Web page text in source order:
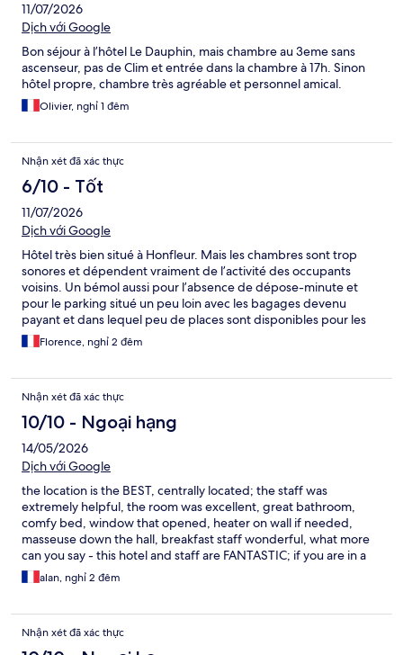
11/07/2026
Dịch với Google
Bon séjour à l’hôtel Le Dauphin, mais chambre au 3eme sans
ascenseur, pas de Clim et entrée dans la chambre à 17h. Sinon
hôtel propre, chambre très agréable et personnel amical.
Olivier, nghỉ 1 đêm
Nhận xét đã xác thực
6/10 - Tốt
11/07/2026
Dịch với Google
Hôtel très bien situé à Honfleur. Mais les chambres sont trop
sonores et dépendent vraiment de l’activité des occupants
voisins. Un bémol aussi pour l’absence de dépose-minute et
pour le parking situé un peu loin avec les bagages devenu
payant et dans lequel peu de places sont disponibles pour les
non-abonnés.
Florence, nghỉ 2 đêm
Nhận xét đã xác thực
10/10 - Ngoại hạng
14/05/2026
Dịch với Google
the location is the BEST, centrally located; the staff was
extremely helpful, the room was excellent, great bathroom,
comfy bed, window that opened, heater on wall if needed,
masseuse down the hall, breakfast staff wonderful, what more
can you say - this hotel and staff are FANTASTIC; if you are in a
car make sure to reserve the one parking space garage around
the corner early:) a SUPER hotel
alan, nghỉ 2 đêm
Nhận xét đã xác thực